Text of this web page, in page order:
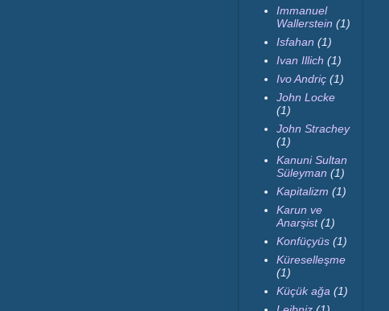
Immanuel
Wallerstein (1)
Isfahan (1)
Ivan Illich (1)
Ivo Andriç (1)
John Locke
(1)
John Strachey
(1)
Kanuni Sultan
Süleyman (1)
Kapitalizm (1)
Karun ve
Anarşist (1)
Konfüçyüs (1)
Küreselleşme
(1)
Küçük ağa (1)